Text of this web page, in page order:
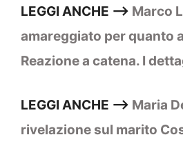
LEGGI ANCHE –> Marco
amareggiato per quanto
Reazione a catena. I
LEGGI ANCHE –> Maria
rivelazione sul marito